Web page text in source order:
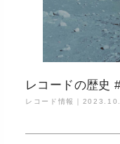
レコードの歴史
レコード情報｜